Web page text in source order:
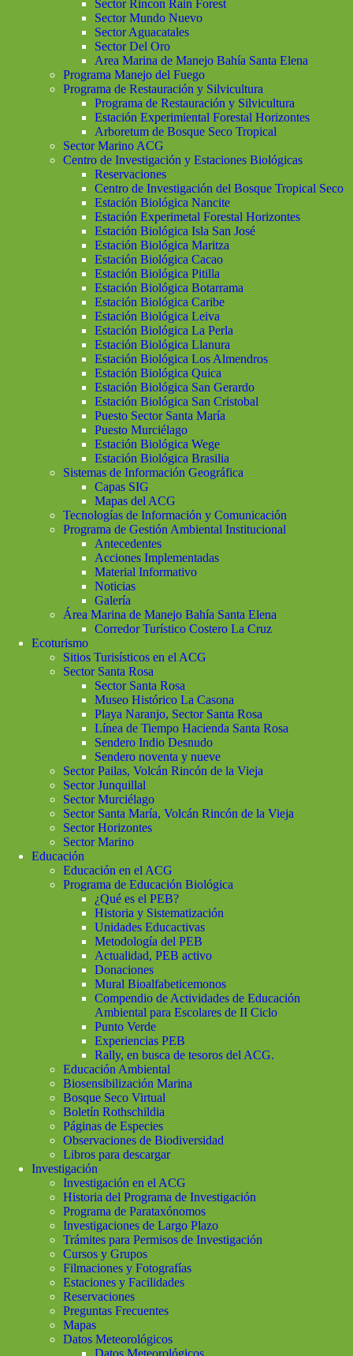
Sector Rincon Rain Forest
Sector Mundo Nuevo
Sector Aguacatales
Sector Del Oro
Area Marina de Manejo Bahía Santa Elena
Programa Manejo del Fuego
Programa de Restauración y Silvicultura
Programa de Restauración y Silvicultura
Estación Experimiental Forestal Horizontes
Arboretum de Bosque Seco Tropical
Sector Marino ACG
Centro de Investigación y Estaciones Biológicas
Reservaciones
Centro de Investigación del Bosque Tropical Seco
Estación Biológica Nancite
Estación Experimetal Forestal Horizontes
Estación Biológica Isla San José
Estación Biológica Maritza
Estación Biológica Cacao
Estación Biológica Pitilla
Estación Biológica Botarrama
Estación Biológica Caribe
Estación Biológica Leiva
Estación Biológica La Perla
Estación Biológica Llanura
Estación Biológica Los Almendros
Estación Biológica Quica
Estación Biológica San Gerardo
Estación Biológica San Cristobal
Puesto Sector Santa María
Puesto Murciélago
Estación Biológica Wege
Estación Biológica Brasilia
Sistemas de Información Geográfica
Capas SIG
Mapas del ACG
Tecnologías de Información y Comunicación
Programa de Gestión Ambiental Institucional
Antecedentes
Acciones Implementadas
Material Informativo
Noticias
Galería
Área Marina de Manejo Bahía Santa Elena
Corredor Turístico Costero La Cruz
Ecoturismo
Sitios Turisísticos en el ACG
Sector Santa Rosa
Sector Santa Rosa
Museo Histórico La Casona
Playa Naranjo, Sector Santa Rosa
Línea de Tiempo Hacienda Santa Rosa
Sendero Indio Desnudo
Sendero noventa y nueve
Sector Pailas, Volcán Rincón de la Vieja
Sector Junquillal
Sector Murciélago
Sector Santa María, Volcán Rincón de la Vieja
Sector Horizontes
Sector Marino
Educación
Educación en el ACG
Programa de Educación Biológica
¿Qué es el PEB?
Historia y Sistematización
Unidades Educactivas
Metodología del PEB
Actualidad, PEB activo
Donaciones
Mural Bioalfabeticemonos
Compendio de Actividades de Educación
Ambiental para Escolares de II Ciclo
Punto Verde
Experiencias PEB
Rally, en busca de tesoros del ACG.
Educación Ambiental
Biosensibilización Marina
Bosque Seco Virtual
Boletín Rothschildia
Páginas de Especies
Observaciones de Biodiversidad
Libros para descargar
Investigación
Investigación en el ACG
Historia del Programa de Investigación
Programa de Parataxónomos
Investigaciones de Largo Plazo
Trámites para Permisos de Investigación
Cursos y Grupos
Filmaciones y Fotografías
Estaciones y Facilidades
Reservaciones
Preguntas Frecuentes
Mapas
Datos Meteorológicos